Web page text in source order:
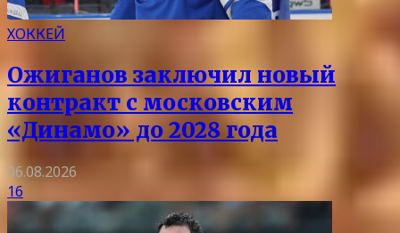
ХОККЕЙ
Ожиганов заключил новый
контракт с московским
«Динамо» до 2028 года
06.08.2026
16